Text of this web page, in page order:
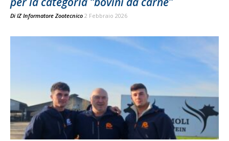
Di IZ Informatore Zootecnico 2 Febbraio 2026